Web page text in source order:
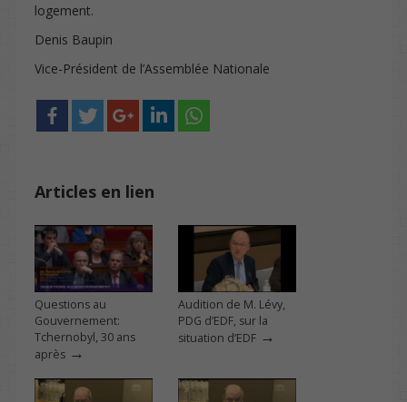
logement.
Denis Baupin
Vice-Président de l’Assemblée Nationale
Articles en lien
Questions au
Gouvernement:
Tchernobyl, 30 ans
après→
Audition de M. Lévy,
PDG d’EDF, sur la
situation d’EDF→